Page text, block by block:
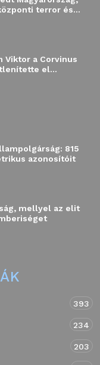
terror és...
Viktor a Corvinus
el...
815
azonosítóit
mellyel az elit
393
234
203